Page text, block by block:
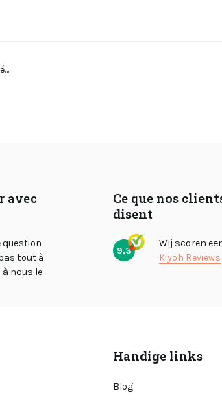
avec
question
tout à
à nous le
Ce que nos
disent
9,3
Wij scoren
Kiyoh Reviews
Handige links
Blog